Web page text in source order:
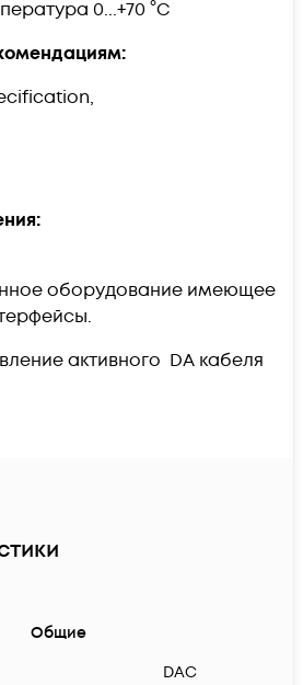
0...+70 °C
оборудование имеющее
активного DA кабеля
Общие
DAC